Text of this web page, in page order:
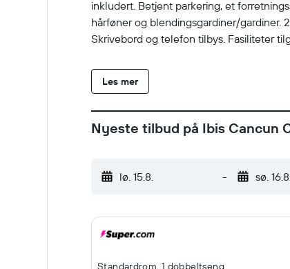
inkludert. Betjent parkering, et
hårføner og blendingsgardiner/gardiner.
Skrivebord og telefon tilbys. Fasiliteter
Les mer
Nyeste tilbud på Ibis Cancun
lø. 15.8. - sø.
Standardrom, 1 dobbeltseng